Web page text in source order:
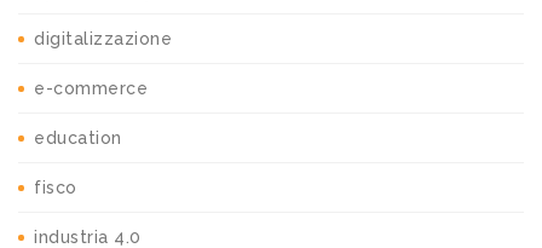
digitalizzazione
e-commerce
education
fisco
industria 4.0